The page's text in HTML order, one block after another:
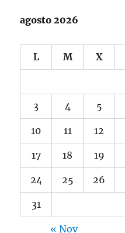
agosto 2026
L M X
3 4 5
10 11 12
17 18 19
24 25 26
31
« Nov